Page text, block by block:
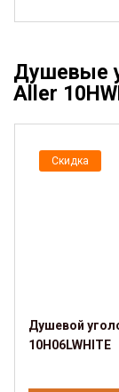
Душевые
Aller
Скидка
Душевой
10H06LWHITE